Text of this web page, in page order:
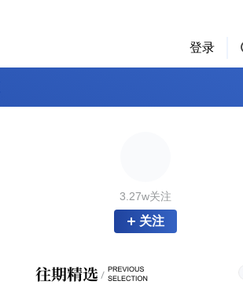
登录
3.27w关注
关注